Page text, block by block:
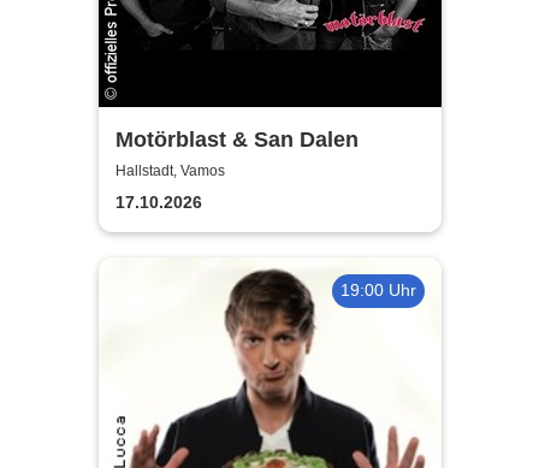
Motörblast & San Dalen
Hallstadt, Vamos
17.10.2026
19:00 Uhr